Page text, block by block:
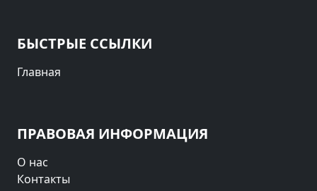
БЫСТРЫЕ ССЫЛКИ
Главная
ПРАВОВАЯ ИНФОРМАЦИЯ
О нас
Контакты